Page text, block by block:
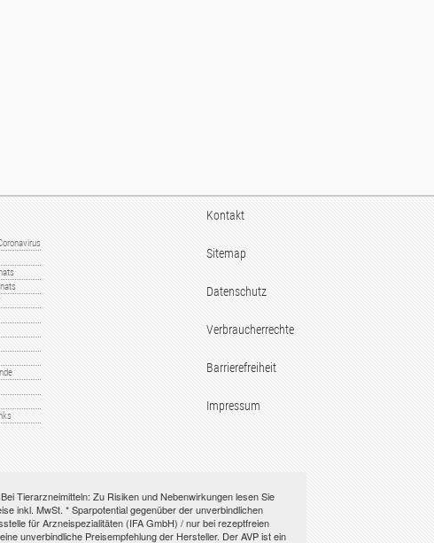
Kontakt
Sitemap
Datenschutz
Verbraucherrechte
Barrierefreiheit
Impressum
Tierarzneimitteln: Zu Risiken und Nebenwirkungen lesen Sie
inkl. MwSt. * Sparpotential gegenüber der unverbindlichen
für Arzneispezialitäten (IFA GmbH) / nur bei rezeptfreien
unverbindliche Preisempfehlung der Hersteller. Der AVP ist ein